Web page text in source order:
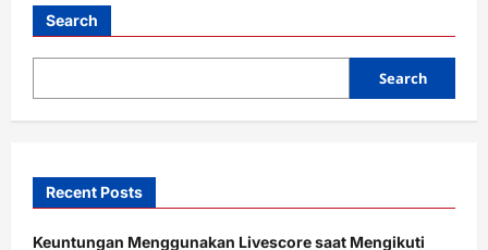
o
Search
Search
Recent Posts
Keuntungan Menggunakan Livescore saat Mengikuti